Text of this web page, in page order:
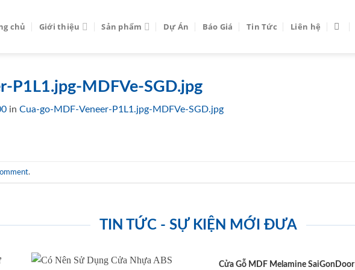
chủ Giới thiệu Sản phẩm Dự Án Báo Giá Tin Tức Liên hệ
P1L1.jpg-MDFVe-SGD.jpg
in Cua-go-MDF-Veneer-P1L1.jpg-MDFVe-SGD.jpg
.
TIN TỨC - SỰ KIỆN MỚI ĐƯA
Cửa Gỗ MDF Melamine SaiGonDoor